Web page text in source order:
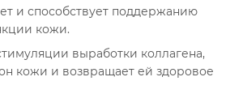
и способствует поддержанию
кожи.
выработки коллагена,
кожи и возвращает ей здоровое